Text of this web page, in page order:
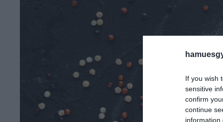
If you wish
sensitive
confirm
continue
information